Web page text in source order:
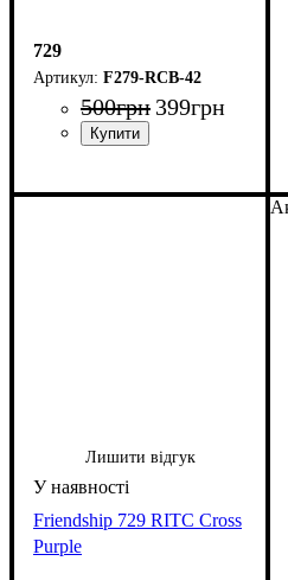
729
F279-RCB-42
500грн 399грн
Лишити відгук
Friendship 729 RITC Cross
Purple